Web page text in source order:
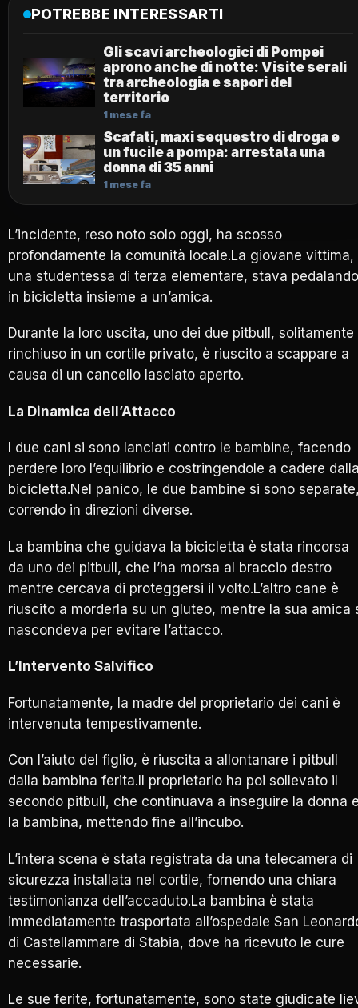
POTREBBE INTERESSARTI
Gli scavi archeologici di Pompei
aprono anche di notte: Visite serali
tra archeologia e sapori del
territorio
1 mese fa
Scafati, maxi sequestro di droga e
un fucile a pompa: arrestata una
donna di 35 anni
1 mese fa
L’incidente, reso noto solo oggi, ha scosso
profondamente la comunità locale.La giovane vittima,
una studentessa di terza elementare, stava pedalando
in bicicletta insieme a un’amica.
Durante la loro uscita, uno dei due pitbull, solitamente
rinchiuso in un cortile privato, è riuscito a scappare a
causa di un cancello lasciato aperto.
La Dinamica dell’Attacco
I due cani si sono lanciati contro le bambine, facendo
perdere loro l’equilibrio e costringendole a cadere
bicicletta.Nel panico, le due bambine si sono
correndo in direzioni diverse.
La bambina che guidava la bicicletta è stata rincorsa
da uno dei pitbull, che l’ha morsa al braccio destro
mentre cercava di proteggersi il volto.L’altro cane è
riuscito a morderla su un gluteo, mentre la sua amica
nascondeva per evitare l’attacco.
L’Intervento Salvifico
Fortunatamente, la madre del proprietario dei cani è
intervenuta tempestivamente.
Con l’aiuto del figlio, è riuscita a allontanare i pitbull
dalla bambina ferita.Il proprietario ha poi sollevato il
secondo pitbull, che continuava a inseguire la donna
la bambina, mettendo fine all’incubo.
L’intera scena è stata registrata da una telecamera di
sicurezza installata nel cortile, fornendo una chiara
testimonianza dell’accaduto.La bambina è stata
immediatamente trasportata all’ospedale San
di Castellammare di Stabia, dove ha ricevuto le cure
necessarie.
Le sue ferite, fortunatamente, sono state giudicate